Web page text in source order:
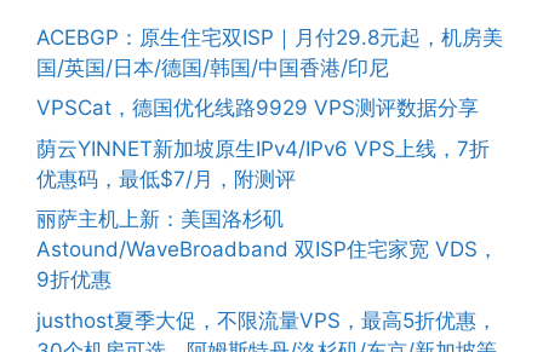
ACEBGP：原生住宅双ISP｜月付29.8元起，机房美
国/英国/日本/德国/韩国/中国香港/印尼
VPSCat，德国优化线路9929 VPS测评数据分享
荫云YINNET新加坡原生IPv4/IPv6 VPS上线，7折
优惠码，最低$7/月，附测评
丽萨主机上新：美国洛杉矶
Astound/WaveBroadband 双ISP住宅家宽 VDS，
9折优惠
justhost夏季大促，不限流量VPS，最高5折优惠，